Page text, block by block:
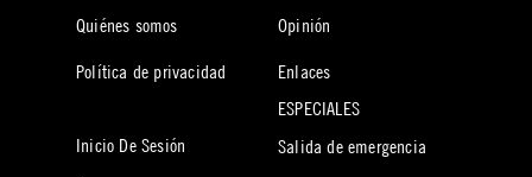
Quiénes somos
Política de privacidad
Inicio De Sesión
Opinión
Enlaces
ESPECIALES
Salida de emergencia